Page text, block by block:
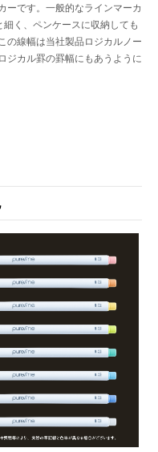
ーです。一般的なラインマーカ
く、ペンケースに収納しても
の線幅は当社製品ロジカルノー
ジカル罫の罫幅にもあうように